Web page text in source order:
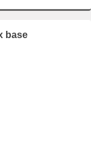
base